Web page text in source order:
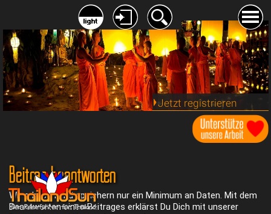
Jetzt registrieren
Beitrag beantworten
Wir erheben und speichern nur ein Minimum an Daten. Mit dem
Beantworten eines Beitrages erklärst Du Dich mit unserer